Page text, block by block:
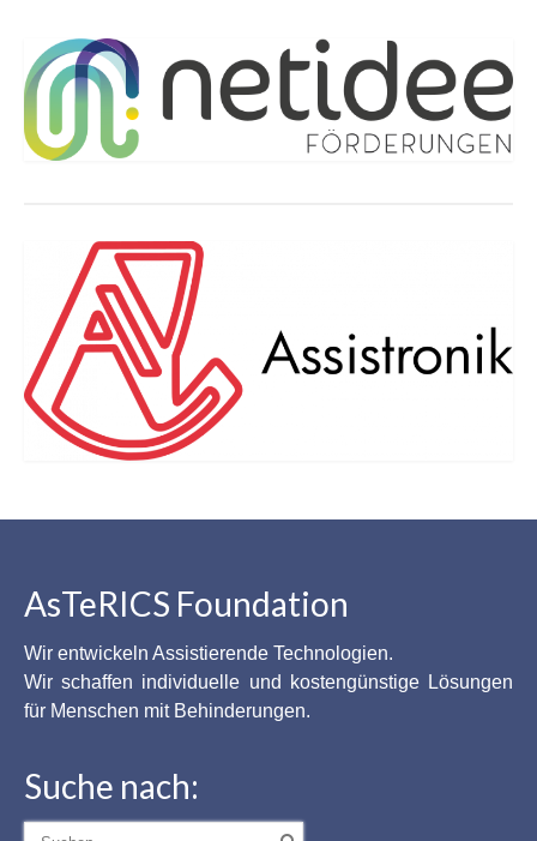
AsTeRICS Foundation
Wir entwickeln Assistierende Technologien.
Wir schaffen individuelle und kostengünstige Lösungen
für Menschen mit Behinderungen.
Suche nach:
Suche